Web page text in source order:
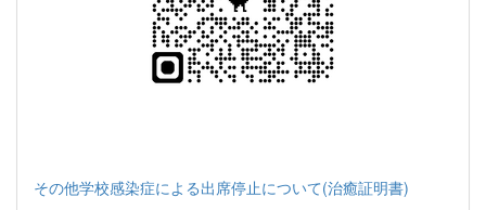
その他学校感染症による出席停止について(治癒証明書)